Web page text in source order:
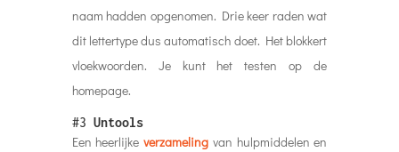
naam hadden opgenomen. Drie keer raden wat
dit lettertype dus automatisch doet. Het blokkert
vloekwoorden. Je kunt het testen op de
homepage.
#3 Untools
Een heerlijkeverzameling van hulpmiddelen en